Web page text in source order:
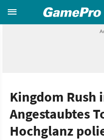
Kingdom Rush
Angestaubtes
Hochglanz